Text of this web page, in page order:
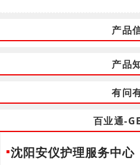
产品
产品
有问
百业通-
沈阳安仪护理服务中心